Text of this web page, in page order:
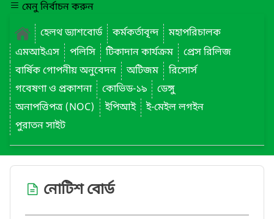
মেনু নির্বাচন করুন
হেলথ ড্যাশবোর্ড
কর্মকর্তাবৃন্দ
মহাপরিচালক
এমআইএস
পলিসি টিকাদান কার্যক্রম
প্রেস রিলিজ
বার্ষিক গোপনীয় অনুবেদন
অটিজম
রিসোর্স
গবেষণা ও প্রকাশনা
কোভিড-১৯
ডেঙ্গু
অনাপত্তিপত্র (NOC)
ইপিআই
ই-মেইল লগইন
পুরাতন সাইট
নোটিশ বোর্ড